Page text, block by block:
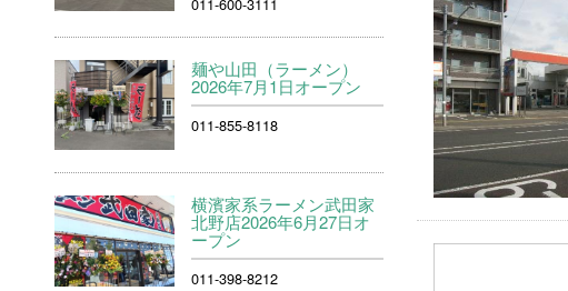
麺や山田（ラーメン）
2026年7月1日オープン
011-855-8118
横濱家系ラーメン武田家
北野店2026年6月27日オ
ープン
011-398-8212